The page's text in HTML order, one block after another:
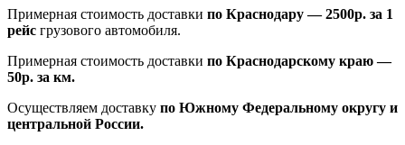
Примерная стоимость доставки по Краснодару — 2500р. за 1
рейс грузового автомобиля.
Примерная стоимость доставки по Краснодарскому краю —
50р. за км.
Осуществляем доставку по Южному Федеральному округу и
центральной России.